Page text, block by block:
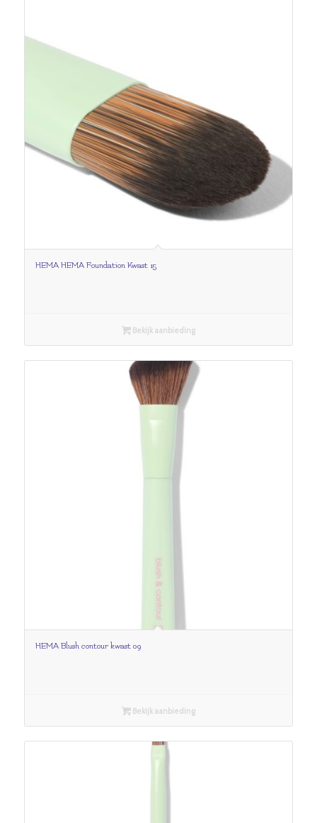
HEMA HEMA Foundation Kwast 15
Bekijk aanbieding
HEMA Blush contour kwast 09
Bekijk aanbieding